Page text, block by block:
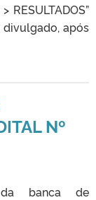
RESULTADOS”
após
Nº
banca de